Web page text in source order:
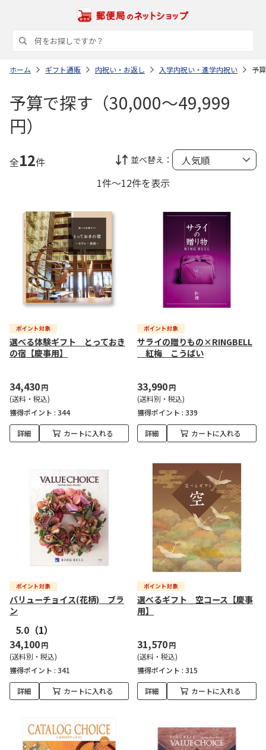
ホーム ギフト通販 内祝い・お返し 入学内祝い・進学内祝い 予
予算で探す（30,000～49,999
円）
全12件 並べ替え：
1件～12件を表示
選べる体験ギフト とっておき
の宿【慶事用】
34,430円
(送料・税込)
獲得ポイント : 344
詳細 カートに入れる
サライの贈りもの×RINGBELL
紅梅 こうばい
33,990円
(送料別・税込)
獲得ポイント : 339
詳細 カートに入れる
バリューチョイス(花柄) ブラ
ン
5.0 （1）
34,100円
(送料別・税込)
獲得ポイント : 341
詳細 カートに入れる
選べるギフト 空コース【慶事
用】
31,570円
(送料・税込)
獲得ポイント : 315
詳細 カートに入れる